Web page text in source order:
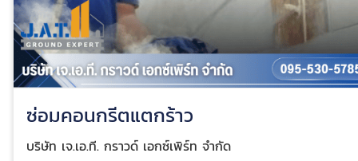
ซ่อมคอนกรีตแตกร้าว
บริษัท เจ.เอ.ที. กราวด์ เอกซ์เพิร์ท จำกัด